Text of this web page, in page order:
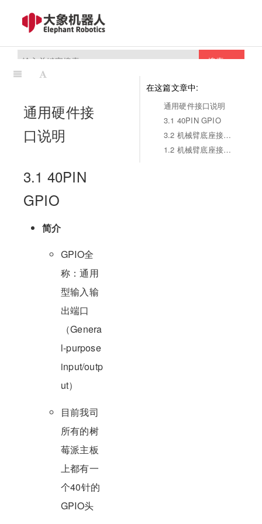
搜索
在这篇文章中:
通用硬件接口说明
3.1 40PIN GPIO
3.2 机械臂底座接口介绍
1.2 机械臂底座接口详细说明
通用硬件接
口说明
3.1 40PIN
GPIO
简介
GPIO全
称：通用
型输入输
出端口
（Genera
l-purpose
input/outp
ut）
目前我司
所有的树
莓派主板
上都有一
个40针的
GPIO头